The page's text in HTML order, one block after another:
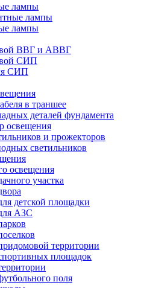
лампы
лампы
лампы
ВВГ и АВВГ
СИП
СИП
в траншее
деталей фундамента
освещения
и прожекторов
светильников
освещения
участка
детской площадки
АЗС
территории
площадок
поля